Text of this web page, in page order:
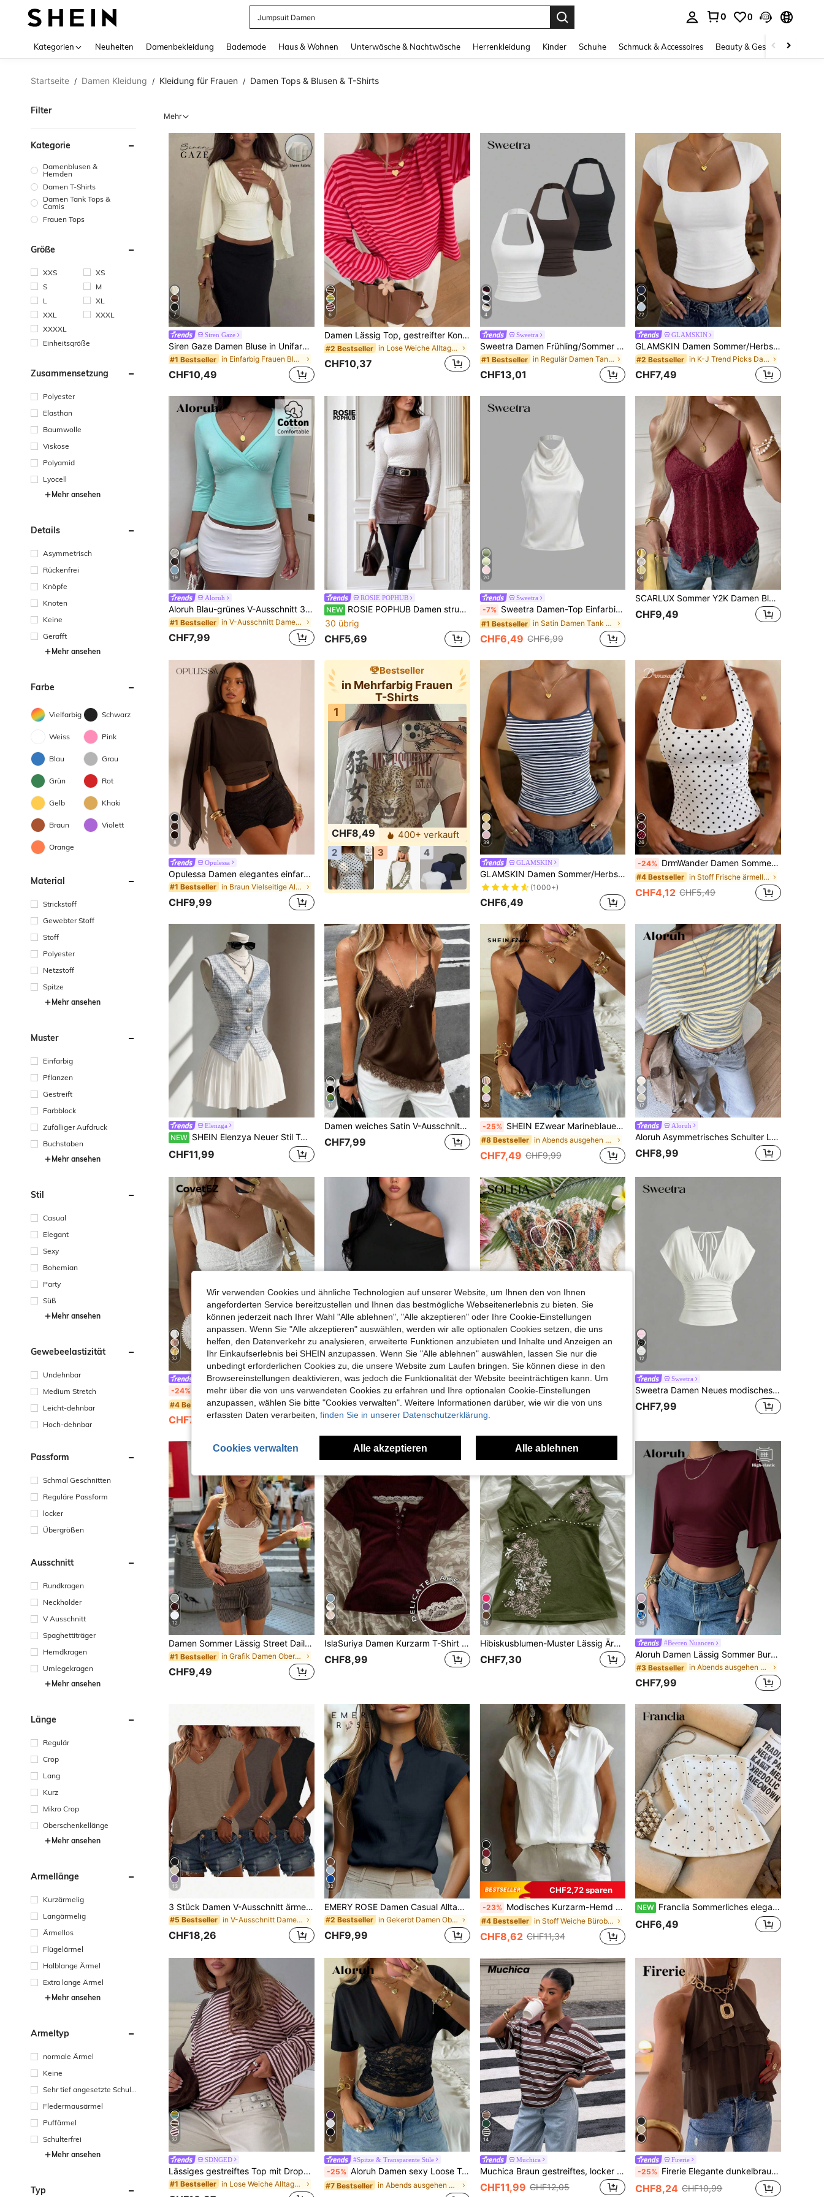
Jumpsuit Damen
0 0
Kategorien Neuheiten Damenbekleidung Bademode Haus & Wohnen Unterwäsche & Nachtwäsche Herrenkleidung Kinder Schuhe Schmuck & Accessoires Beauty & Gesundheit
Startseite / Damen Kleidung / Kleidung für Frauen / Damen Tops & Blusen & T-Shirts
Filter
Kategorie
Damenblusen &
Hemden
Damen T-Shirts
Damen Tank Tops &
Camis
Frauen Tops
Größe
XXS
XS
S
M
L
XL
XXL
XXXL
XXXXL
Einheitsgröße
Zusammensetzung
Polyester
Elasthan
Baumwolle
Viskose
Polyamid
Lyocell
Mehr ansehen
Details
Asymmetrisch
Rückenfrei
Knöpfe
Knoten
Keine
Gerafft
Mehr ansehen
Farbe
Vielfarbig Schwarz
Weiss Pink
Blau Grau
Grün Rot
Gelb Khaki
Braun Violett
Orange
Material
Strickstoff
Gewebter Stoff
Stoff
Polyester
Netzstoff
Spitze
Mehr ansehen
Muster
Einfarbig
Pflanzen
Gestreift
Farbblock
Zufälliger Aufdruck
Buchstaben
Mehr ansehen
Stil
Casual
Elegant
Sexy
Bohemian
Party
Süß
Mehr ansehen
Gewebeelastizität
Undehnbar
Medium Stretch
Leicht-dehnbar
Hoch-dehnbar
Passform
Schmal Geschnitten
Reguläre Passform
locker
Übergrößen
Ausschnitt
Rundkragen
Neckholder
V Ausschnitt
Spaghettiträger
Hemdkragen
Umlegekragen
Mehr ansehen
Länge
Regulär
Crop
Lang
Kurz
Mikro Crop
Oberschenkellänge
Mehr ansehen
Ärmellänge
Kurzärmelig
Langärmelig
Ärmellos
Flügelärmel
Halblange Ärmel
Extra lange Ärmel
Mehr ansehen
Ärmeltyp
normale Ärmel
Keine
Sehr tief angesetzte Schult
Fledermausärmel
Puffärmel
Schulterfrei
Mehr ansehen
Typ
Mehr
7
Siren Gaze
Siren Gaze Damen Bluse in Unifarbe mit tiefem V-Ausschnitt, plissiert, lässig, vielseitig, für den täglichen Gebrauch
#1 Bestseller in Einfarbig Frauen Blusen
CHF10,49
6
Damen Lässig Top, gestreifter Kontrast-Rippstoff, Alltagskleidung, Frühling/Herbst, schick & elegant
#2 Bestseller in Lose Weiche Alltagsoberteile
CHF10,37
4
Sweetra
Sweetra Damen Frühling/Sommer Lässig Urlaub Bequem Vielseitig U-Ausschnitt Slim Fit Schwarz Weiß Kaffee 3 Stücke Tank Top Set
#1 Bestseller in Regulär Damen Tank Tops & Camis
CHF13,01
22
GLAMSKIN
GLAMSKIN Damen Sommer/Herbst Basic gestreiftes quadratisches Ausschnitt Kurzarm Slim Fit Crop T-Shirt, lässiges sexy Slim Fit Top, geeignet für Schulanfang, Ausflüge, Strandurlaub
#2 Bestseller in K-J Trend Picks Damen Oberteile, Blusen & T-Shi
CHF7,49
19
Aloruh
Aloruh Blau-grünes V-Ausschnitt 3/4-Ärmel figurbetontes T-Shirt
#1 Bestseller in V-Ausschnitt Damen Oberteile, Blusen & T-Shirts
CHF7,99
ROSIE POPHUB
NEW ROSIE POPHUB Damen strukturiertes Blumen-Jacquard Langarm Top, quadratischer Ausschnitt, rückenfrei, figurbetont, gerafft T-Shirt, elegante Herbst-Winter Casual Basic Bluse
30 übrig
CHF5,69
20
Sweetra
-7% Sweetra Damen-Top Einfarbig mit Neckholder, lässig und vielseitig für den Alltag
#1 Bestseller in Satin Damen Tank Tops & Camis
CHF6,49 CHF6,99
8
SCARLUX Sommer Y2K Damen Blumen Spitze Cami Top, V-Ausschnitt dünne Träger unregelmäßiger Saum Tanktop, Lässig Top für Schulanfang, tägliche Street Outfits
CHF9,49
8
Opulessa
Opulessa Damen elegantes einfarbiges Mesh-Patchwork-Asymmetrisches Schulter-Crop-Enges Top, Sommer
#1 Bestseller in Braun Vielseitige Alltagsoberteile
CHF9,99
Bestseller
in Mehrfarbig Frauen
T-Shirts
1
CHF8,49
400+ verkauft
2
3 4
39
GLAMSKIN
GLAMSKIN Damen Sommer/Herbst gestreiftes Lingerie-Stil figurbetontes Camisole Tank Top, einfarbiges Y2K lässiges Basic Crop Top, Schulanfang Alltag Streetwear und Strandurlaub
(1000+)
CHF6,49
26
-24% DrmWander Damen Sommer Casual Polka Dot Muster Bodycon Trägertop
#4 Bestseller in Stoff Frische ärmellose Camisoles
CHF4,12 CHF5,49
Elenzga
NEW SHEIN Elenzya Neuer Stil Tweed-Karo Strick Damen Tanktop mit offener Vorderseite, vielseitig elegant raffiniert schmal geschnitten schmeichelhaftes Tanktop
CHF11,99
11
Damen weiches Satin V-Ausschnitt asymmetrischer Spitzenbesatz Saum figurbetonntes Camisole Top, halbtransparentes Wimpern-Spitzen-Design Braun, schick & elegant lässig Sommer
CHF7,99
30
-25% SHEIN EZwear Marineblauer V-Ausschnitt Lässig Strickweste für Frauen
#8 Bestseller in Abends ausgehen Damen Tank Tops & Camis
CHF7,49 CHF9,99
17
Aloruh
Aloruh Asymmetrisches Schulter Loose Top mit geraffter Taille, minimalistisches Basic T-Shirt
CHF8,99
37
#Chilliges Date Night
-24% CovetEZ Ausgestelltes weißes Spitzen-Lässig-Trägerhemd für Frauen
#4 Bestseller in Riemen Damen Oberteile, Blusen & T-Shirts
CHF7,12 CHF9,49
5
Mystra
2026 Frühling Neues schwarzes Crop Top für Frauen, sexy Off-Shoulder Fledermausärmel Design, Spitzen-Taillensaum figurbetonter Y2K Stil kurze Bluse Sommer, Streetwear
#5 Bestseller in Ernte Damen Oberteile
CHF8,88
Soleia
NEW Soleia Spitzen-Patchwork-Jacquard-Brocade-Tube-Top mit Bindegürtel, sexy figurbetontes Tanktop für Damen
CHF16,49
12
Sweetra
Sweetra Damen Neues modisches vielseitiges Strick-T-Shirt mit tiefem V-Ausschnitt vorne & hinten, 2-Wege-Trageoption, tailliert, geraffter Rücken mit Bindeband, Schulter & Ärmel verbundenes Top
CHF7,99
12
Damen Sommer Lässig Street Daily Konzert Kontrast Spitze Tanktop, Festival Stil Weiß
#1 Bestseller in Grafik Damen Oberteile
CHF9,49
13
IslaSuriya Damen Kurzarm T-Shirt mit Spitzenbesatz und Knopfdesign
CHF8,99
16
Hibiskusblumen-Muster Lässig Ärmelloses Cami-Top, Sommer-Tops, Strandoutfits für Frauen
CHF7,30
36
#Beeren Nuancen
Aloruh Damen Lässig Sommer Burgunder Fledermausärmel Plissee Figurbetontes Kurzes T-Shirt, Mode Street Chic Einfarbiges Date Top Für Formelle Besondere Anlässe Weich
#3 Bestseller in Abends ausgehen Frauen T-Shirts
CHF7,99
13
3 Stück Damen V-Ausschnitt ärmellose T-Shirts, lässige lockere Passform Sommer einfarbige Oberteile mit leichter Dehnbarkeit, geeignet für den täglichen Gebrauch, müheloser Stil
#5 Bestseller in V-Ausschnitt Damen Oberteile, Blusen & T-Shirts
CHF18,26
32
EMERY ROSE Damen Casual Alltags Pendler minimalistisches einfarbiges Top mit Kerbe-Ausschnitt und Kurzarm, Sommer
#2 Bestseller in Gekerbt Damen Oberteile, Blusen & T-Shirts
CHF9,99
5
CHF2,72 sparen
-23% Modisches Kurzarm-Hemd mit Kragen für Damen, vielseitiges lockeres lässiges ärmelloses Top für den Arbeitsweg, einfarbig mit Knopfleiste vorne, weiß, Sommer, Office Siren, vom Büro zum Wochenende
#4 Bestseller in Stoff Weiche Büroblusen
CHF8,62 CHF11,34
NEW Franclia Sommerliches elegantes Bandeau-Top mit Polka-Dot-Muster
CHF6,49
37
SDNGED
Lässiges gestreiftes Top mit Drop-Shoulder für den täglichen Arbeitsweg, locker geschnitten, Frühling, French Girl Style
#1 Bestseller in Lose Weiche Alltagsoberteile
6
#Spitze & Transparente Stile
-25% Aloruh Damen sexy Loose Top mit tiefem V-Ausschnitt, geraffter Taille und Spitzen-Patchwork T-Shirt, Frühling/Sommer
#7 Bestseller in Abends ausgehen Frauen T-Shirts
14
Muchica
Muchica Braun gestreiftes, locker sitzendes, casual Kurzarm T-Shirt für Frauen
CHF11,99 CHF12,05
Firerie
-25% Firerie Elegante dunkelbraune Bluse mit lockerem Ausschnitt, Rüschen und asymmetrischem Chiffon, gerüschtes Oberteil für Sommerbankett, Hochzeitsgast, Quiet Luxury
CHF8,24 CHF10,99
Wir verwenden Cookies und ähnliche Technologien auf unserer Website, um Ihnen den von Ihnen
angeforderten Service bereitzustellen und Ihnen das bestmögliche Webseitenerlebnis zu bieten. Sie
können jederzeit nach Ihrer Wahl "Alle ablehnen", "Alle akzeptieren" oder Ihre Cookie-Einstellungen
anpassen. Wenn Sie "Alle akzeptieren" auswählen, werden wir alle optionalen Cookies setzen, die uns
helfen, den Datenverkehr zu analysieren, erweiterte Funktionen anzubieten und Inhalte und Anzeigen an
Ihr Einkaufserlebnis bei SHEIN anzupassen. Wenn Sie "Alle ablehnen" auswählen, lassen Sie nur die
unbedingt erforderlichen Cookies zu, die unsere Website zum Laufen bringen. Sie können diese in den
Browsereinstellungen deaktivieren, was jedoch die Funktionalität der Website beeinträchtigen kann. Um
mehr über die von uns verwendeten Cookies zu erfahren und Ihre optionalen Cookie-Einstellungen
anzupassen, wählen Sie bitte "Cookies verwalten". Weitere Informationen darüber, wie wir die von uns
erfassten Daten verarbeiten, finden Sie in unserer Datenschutzerklärung.
Cookies verwalten Alle akzeptieren Alle ablehnen